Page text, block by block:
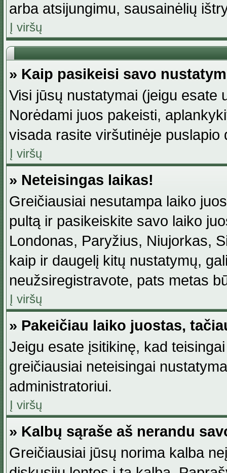
arba atsijungimu, sausainėlių
Į viršų
» Kaip pasikeisi savo
Visi jūsų nustatymai (jeigu esate
Norėdami juos pakeisti,
visada rasite viršutinėje
Į viršų
» Neteisingas laikas!
Greičiausiai nesutampa laiko
pultą ir pasikeiskite savo laiko
Londonas, Paryžius, Niujorkas,
kaip ir daugelį kitų nustatymų,
neužsiregistravote, pats metas
Į viršų
» Pakeičiau laiko juostas,
Jeigu esate įsitikinę, kad
greičiausiai neteisingai
administratoriui.
Į viršų
» Kalbų sąraše aš nerandu
Greičiausiai jūsų norima kalba